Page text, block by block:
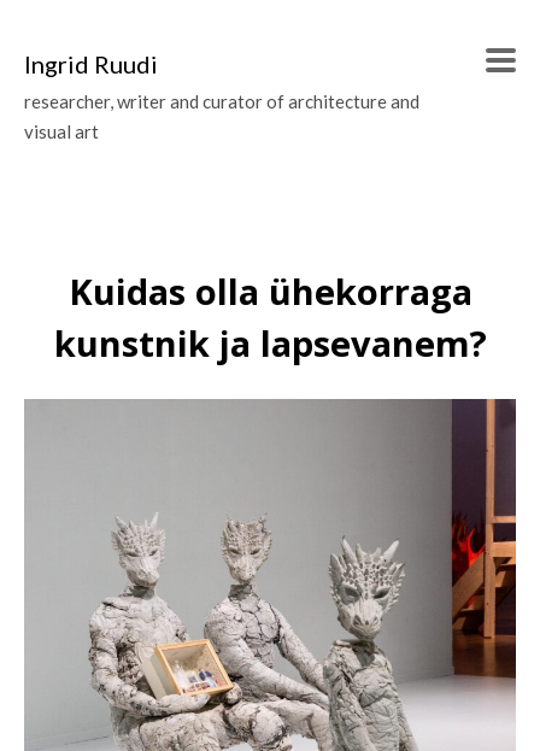
Ingrid Ruudi
researcher, writer and curator of architecture and
visual art
Kuidas olla ühekorraga
kunstnik ja lapsevanem?